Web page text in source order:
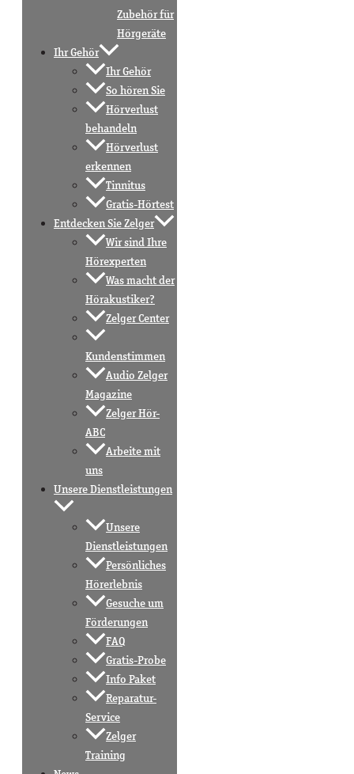
Zubehör für
Hörgeräte
Ihr Gehör
Ihr Gehör
So hören Sie
Hörverlust
behandeln
Hörverlust
erkennen
Tinnitus
Gratis-Hörtest
Entdecken Sie Zelger
Wir sind Ihre
Hörexperten
Was macht der
Hörakustiker?
Zelger Center
Kundenstimmen
Audio Zelger
Magazine
Zelger Hör-
ABC
Arbeite mit
uns
Unsere Dienstleistungen
Unsere
Dienstleistungen
Persönliches
Hörerlebnis
Gesuche um
Förderungen
FAQ
Gratis-Probe
Info Paket
Reparatur-
Service
Zelger
Training